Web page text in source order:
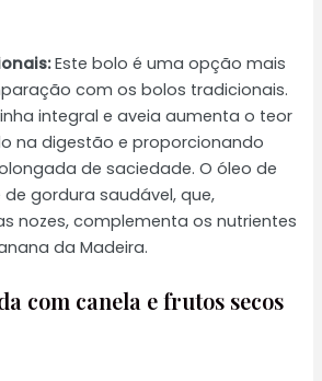
Este bolo é uma opção mais
com os bolos tradicionais.
integral e aveia aumenta o teor
na digestão e proporcionando
de saciedade. O óleo de
gordura saudável, que,
nozes, complementa os nutrientes
da Madeira.
com canela e frutos secos